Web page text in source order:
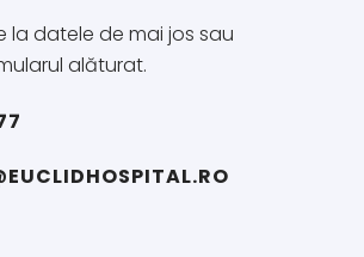
datele de mai jos sau
alăturat.